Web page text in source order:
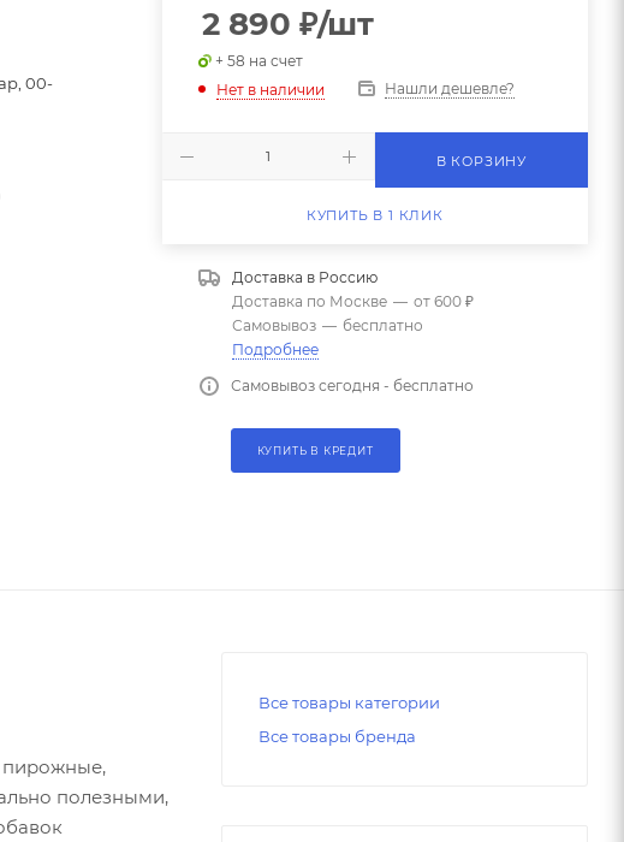
00-
2 890 ₽/шт
+ 58 на счет
Нет в наличии
Нашли дешевле?
В КОРЗИНУ
КУПИТЬ В 1 КЛИК
Доставка в Россию
Доставка по Москве — от 600 ₽
Самовывоз — бесплатно
Подробнее
Самовывоз сегодня - бесплатно
КУПИТЬ В КРЕДИТ
пирожные,
полезными,
Все товары категории
Все товары бренда